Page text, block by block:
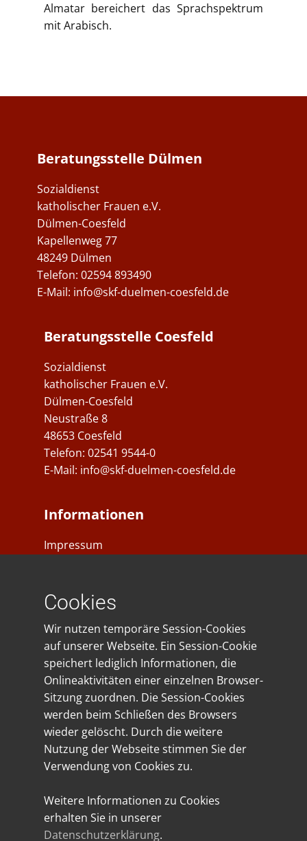
Almatar bereichert das Sprachspektrum
mit Arabisch.
Beratungsstelle Dülmen
Sozialdienst
katholischer Frauen e.V.
Dülmen-Coesfeld
Kapellenweg 77
48249 Dülmen
Telefon: 02594 893490
E-Mail: info@skf-duelmen-coesfeld.de
Beratungsstelle Coesfeld
Sozialdienst
katholischer Frauen e.V.
Dülmen-Coesfeld
Neustraße 8
48653 Coesfeld
Telefon: ​02541 9544-0
E-Mail: info@skf-duelmen-coesfeld.de
Informationen
Impressum
Spendenkonto
IBAN: DE23401545300035028281
BIC: WELADE3WXXX
Sparkasse Westmünsterland
Gefördert von:
Cookies
Wir nutzen temporäre Session-Cookies
auf unserer Webseite. Ein Session-Cookie
speichert lediglich Informationen, die
Onlineaktivitäten einer einzelnen Browser-
Sitzung zuordnen. Die Session-Cookies
werden beim Schließen des Browsers
wieder gelöscht. Durch die weitere
Nutzung der Webseite stimmen Sie der
Verwendung von Cookies zu.
Weitere Informationen zu Cookies
erhalten Sie in unserer
Datenschutzerklärung.